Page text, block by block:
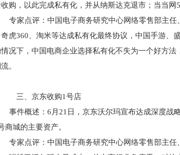
购，以此完成私有化，并从纳斯达克退市；当当网
专家点评：中国电子商务研究中心网络零售部主任
虎360、淘米等达成私有化最终协议，中国手游、
况下，中国电商企业选择私有化不失为一个好方
。
三、京东收购1号店
事件概述：6月21日，京东沃尔玛宣布达成深度战
商城的主要资产。
专家点评：中国电子商务研究中心网络零售部主任